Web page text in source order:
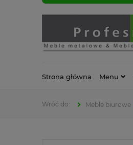
Strona główna Menu
Meble biurowe